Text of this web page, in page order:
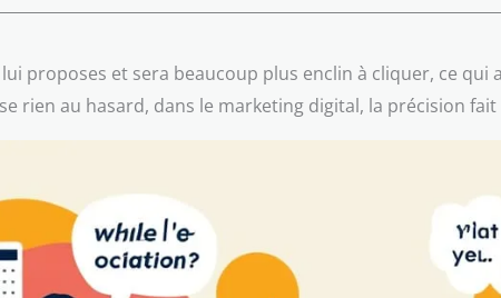
proposes et sera beaucoup plus enclin à cliquer, ce qui
rien au hasard, dans le marketing digital, la précision